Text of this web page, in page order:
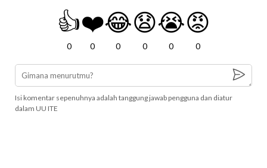
👍
0
❤️
0
😂
0
😧
0
😭
0
😡
0
Isi komentar sepenuhnya adalah tanggung jawab pengguna dan diatur
dalam UU ITE